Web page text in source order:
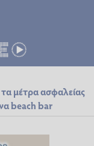
μέτρα ασφαλείας
beach bar